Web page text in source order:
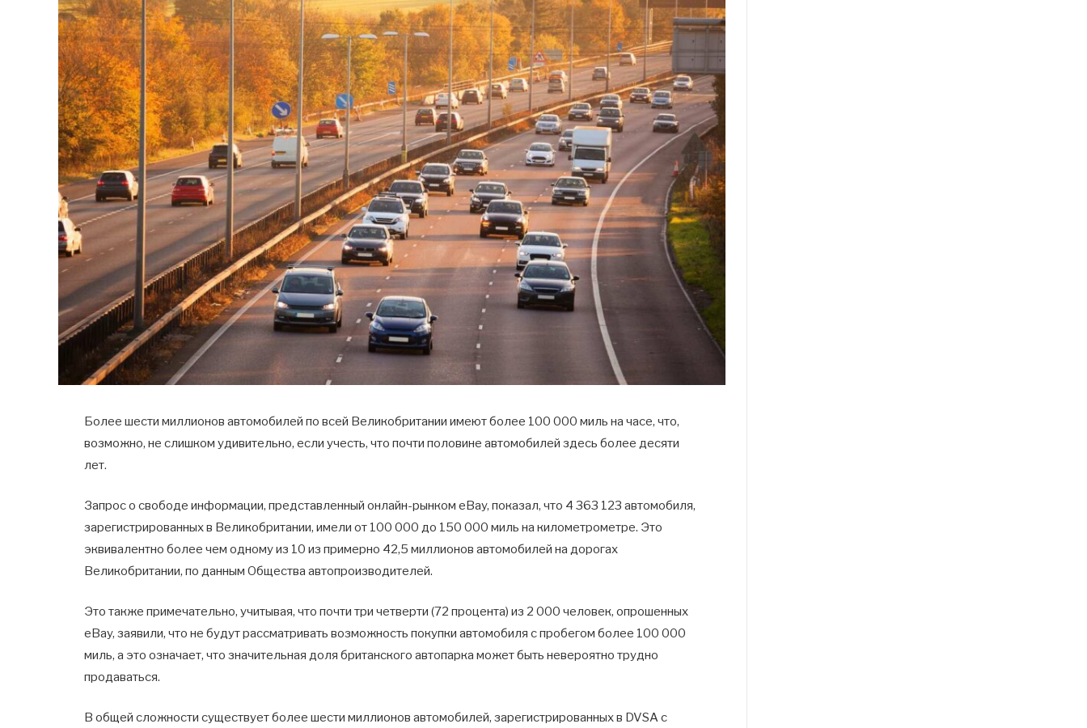
Более шести миллионов автомобилей по всей Великобритании имеют более 100 000 миль на часе, что,
возможно, не слишком удивительно, если учесть, что почти половине автомобилей здесь более десяти
лет.
Запрос о свободе информации, представленный онлайн-рынком eBay, показал, что 4 363 123 автомобиля,
зарегистрированных в Великобритании, имели от 100 000 до 150 000 миль на километрометре. Это
эквивалентно более чем одному из 10 из примерно 42,5 миллионов автомобилей на дорогах
Великобритании, по данным Общества автопроизводителей.
Это также примечательно, учитывая, что почти три четверти (72 процента) из 2 000 человек, опрошенных
eBay, заявили, что не будут рассматривать возможность покупки автомобиля с пробегом более 100 000
миль, а это означает, что значительная доля британского автопарка может быть невероятно трудно
продаваться.
В общей сложности существует более шести миллионов автомобилей, зарегистрированных в DVSA с